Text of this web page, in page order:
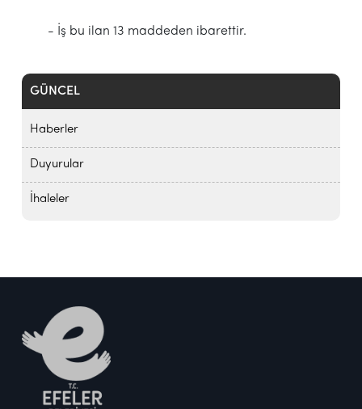
GÜNCEL
Haberler
Duyurular
İhaleler
- İş bu ilan 13 maddeden ibarettir.